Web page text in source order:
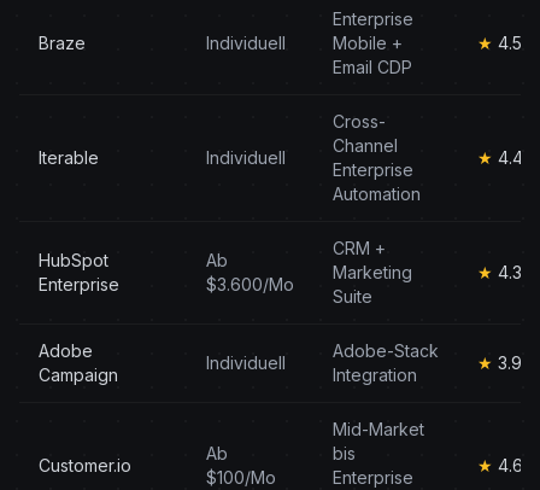
Braze Individuell
Enterprise
Mobile +
Email CDP
★ 4.5
Iterable Individuell
Cross-
Channel
Enterprise
Automation
★ 4.4
HubSpot
Enterprise
Ab
$3.600/Mo
CRM +
Marketing
Suite
★ 4.3
Adobe
Campaign
Individuell
Adobe-Stack
Integration
★ 3.9
Customer.io
Ab
$100/Mo
Mid-Market
bis
Enterprise
★ 4.6